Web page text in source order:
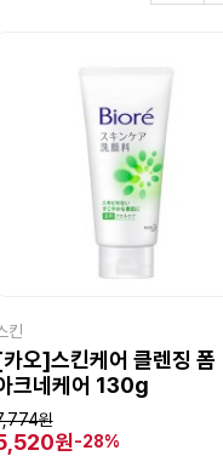
킨
오]스킨케어 클렌징 폼
크네케어 130g
원
원-28%